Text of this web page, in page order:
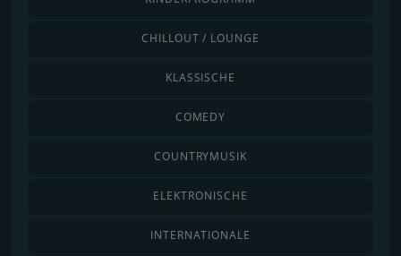
CHILLOUT / LOUNGE
KLASSISCHE
COMEDY
COUNTRYMUSIK
ELEKTRONISCHE
INTERNATIONALE